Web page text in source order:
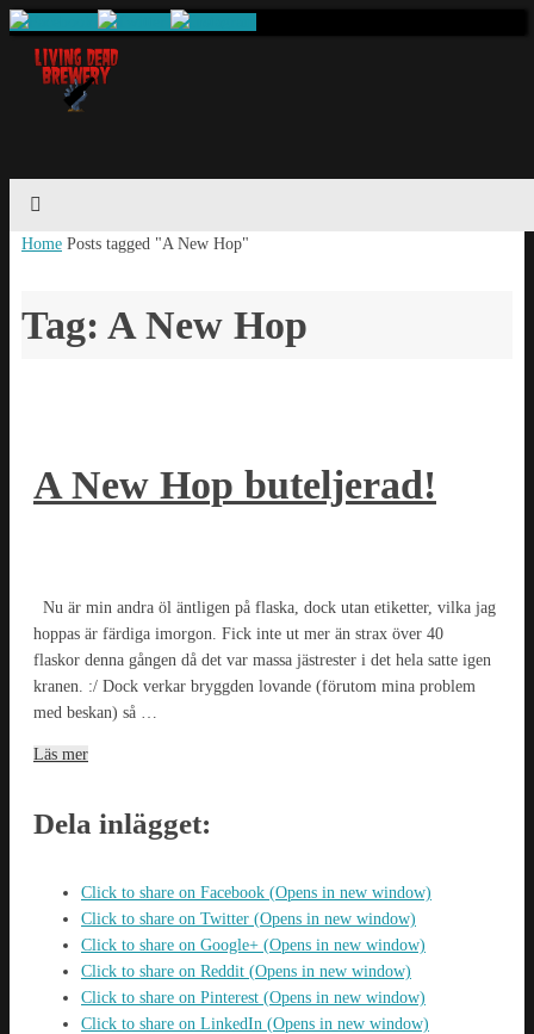
Home Posts tagged "A New Hop"
Tag: A New Hop
A New Hop buteljerad!
Nu är min andra öl äntligen på flaska, dock utan etiketter, vilka jag
hoppas är färdiga imorgon. Fick inte ut mer än strax över 40
flaskor denna gången då det var massa jästrester i det hela satte igen
kranen. :/ Dock verkar bryggden lovande (förutom mina problem
med beskan) så …
Läs mer
Dela inlägget:
Click to share on Facebook (Opens in new window)
Click to share on Twitter (Opens in new window)
Click to share on Google+ (Opens in new window)
Click to share on Reddit (Opens in new window)
Click to share on Pinterest (Opens in new window)
Click to share on LinkedIn (Opens in new window)